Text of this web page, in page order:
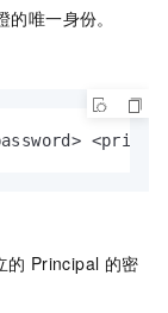
唯一身份。
的 Principal 的密